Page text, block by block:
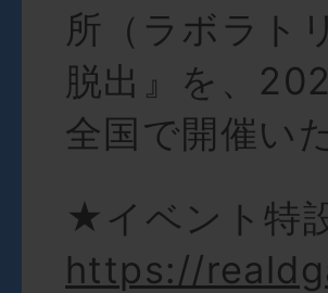
所（ラボラト
脱出』を、
全国で開催い
★イベント特
https://